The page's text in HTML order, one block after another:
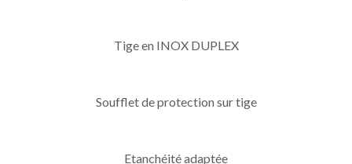
Tige en INOX DUPLEX
Soufflet de protection sur tige
Etanchéité adaptée